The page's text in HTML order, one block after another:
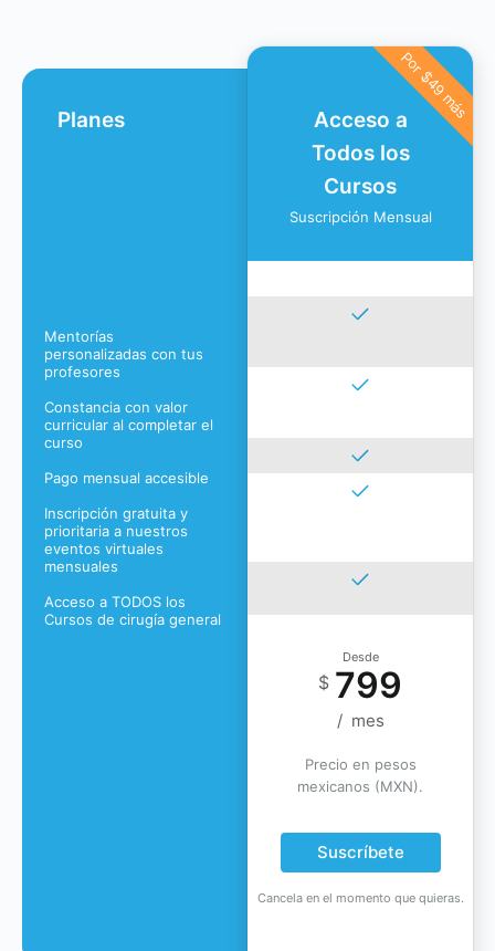
Planes
Mentorías
personalizadas con tus
profesores
Constancia con valor
curricular al completar el
curso
Pago mensual accesible
Inscripción gratuita y
prioritaria a nuestros
eventos virtuales
mensuales
Acceso a TODOS los
Cursos de cirugía general
Acceso a
Todos los
Cursos
Suscripción Mensual
Desde
$ 799
/ mes
Precio en pesos
mexicanos (MXN).
Suscríbete
Cancela en el momento que quieras.
Por $49 más